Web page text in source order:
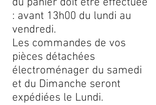
: avant 13h00 du lundi au
vendredi.
Les commandes de vos
pièces détachées
électroménager du samedi
et du Dimanche seront
expédiées le Lundi.